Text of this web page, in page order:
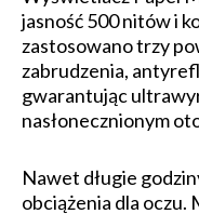
jasność 500 nitów i
zastosowano trzy
zabrudzenia,
gwarantując
nasłonecznionym
Nawet długie
obciążenia dla oczu.